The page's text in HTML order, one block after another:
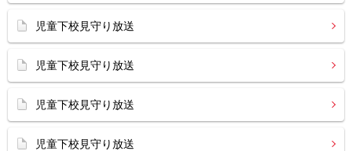
児童下校見守り放送
児童下校見守り放送
児童下校見守り放送
児童下校見守り放送